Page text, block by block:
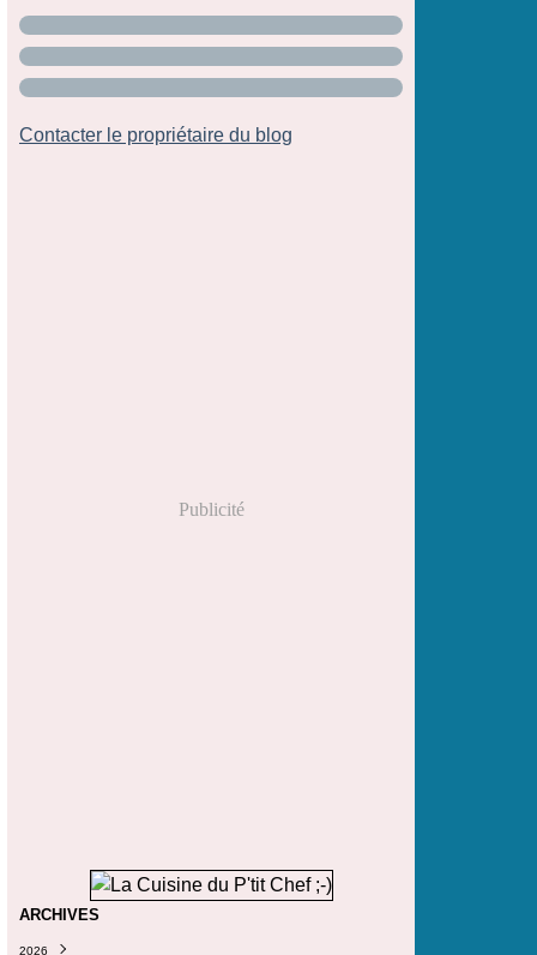
Contacter le propriétaire du blog
Publicité
ARCHIVES
2026